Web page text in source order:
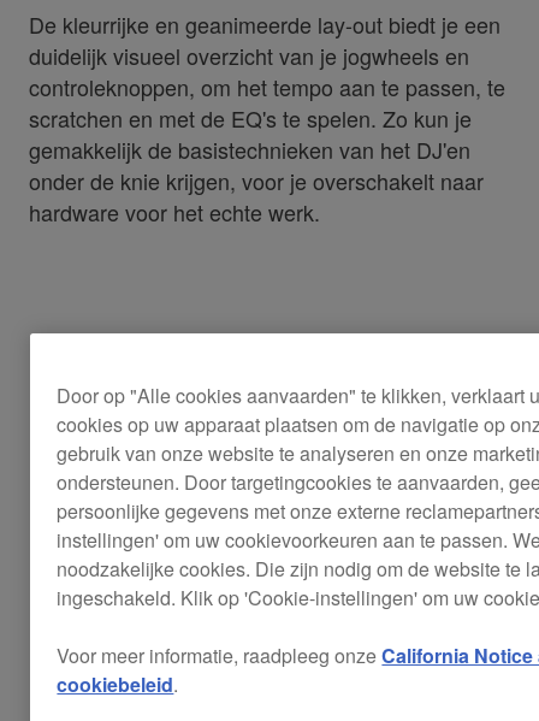
De kleurrijke en geanimeerde lay-out biedt je een
duidelijk visueel overzicht van je jogwheels en
controleknoppen, om het tempo aan te passen, te
scratchen en met de EQ's te spelen. Zo kun je
gemakkelijk de basistechnieken van het DJ'en
onder de knie krijgen, voor je overschakelt naar
hardware voor het echte werk.
Door op "Alle cookies aanvaarden" te klikken, verklaart
cookies op uw apparaat plaatsen om de navigatie op
gebruik van onze website te analyseren en onze
ondersteunen. Door targetingcookies te aanvaarden,
persoonlijke gegevens met onze externe
instellingen' om uw cookievoorkeuren aan te passen.
noodzakelijke cookies. Die zijn nodig om de website te
ingeschakeld. Klik op 'Cookie-instellingen' om uw
Voor meer informatie, raadpleeg onzeCalifornia
cookiebeleid.